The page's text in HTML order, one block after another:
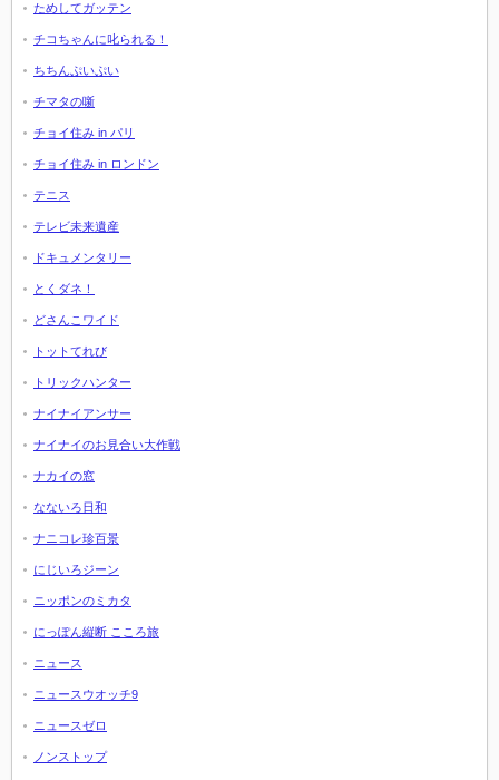
ためしてガッテン
チコちゃんに叱られる！
ちちんぷいぷい
チマタの噺
チョイ住み in パリ
チョイ住み in ロンドン
テニス
テレビ未来遺産
ドキュメンタリー
とくダネ！
どさんこワイド
トットてれび
トリックハンター
ナイナイアンサー
ナイナイのお見合い大作戦
ナカイの窓
なないろ日和
ナニコレ珍百景
にじいろジーン
ニッポンのミカタ
にっぽん縦断 こころ旅
ニュース
ニュースウオッチ9
ニュースゼロ
ノンストップ